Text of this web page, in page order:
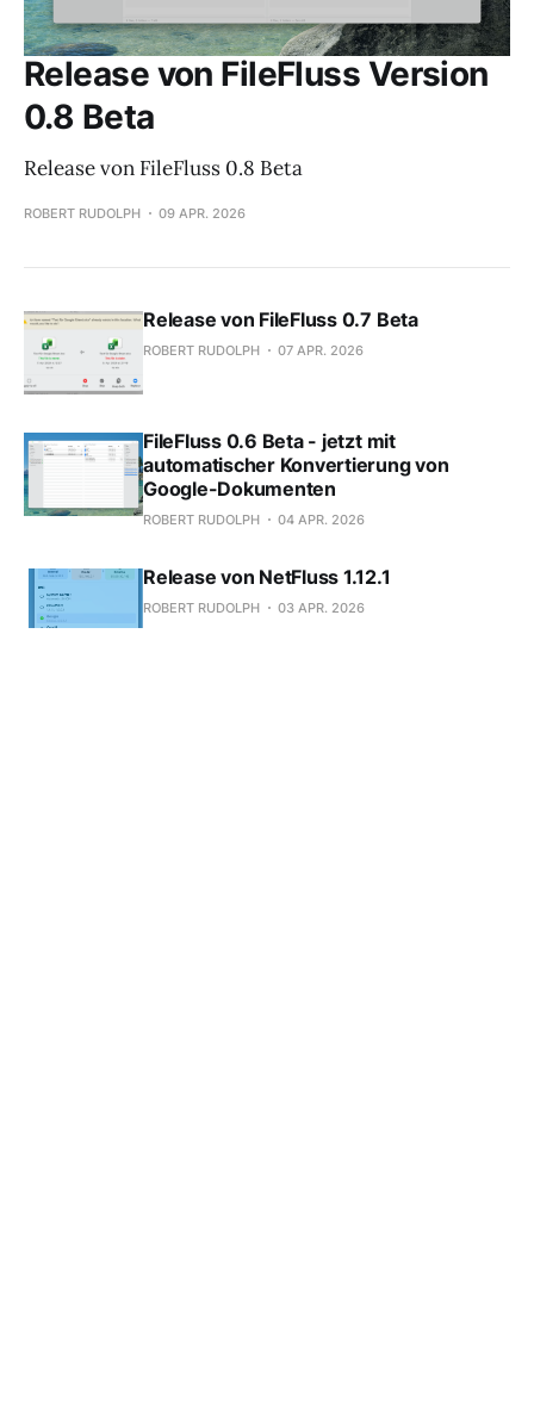
Release von FileFluss Version
0.8 Beta
Release von FileFluss 0.8 Beta
ROBERT RUDOLPH 09 APR. 2026
Release von FileFluss 0.7 Beta
ROBERT RUDOLPH 07 APR. 2026
FileFluss 0.6 Beta - jetzt mit
automatischer Konvertierung von
Google-Dokumenten
ROBERT RUDOLPH 04 APR. 2026
Release von NetFluss 1.12.1
ROBERT RUDOLPH 03 APR. 2026